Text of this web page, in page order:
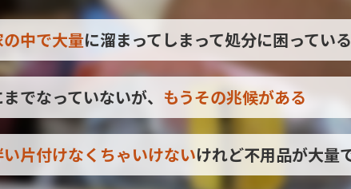
中で大量に溜まってしまって処分に困っている
でなっていないが、 もうその兆候がある
片付けなくちゃいけないけれど不用品が大量